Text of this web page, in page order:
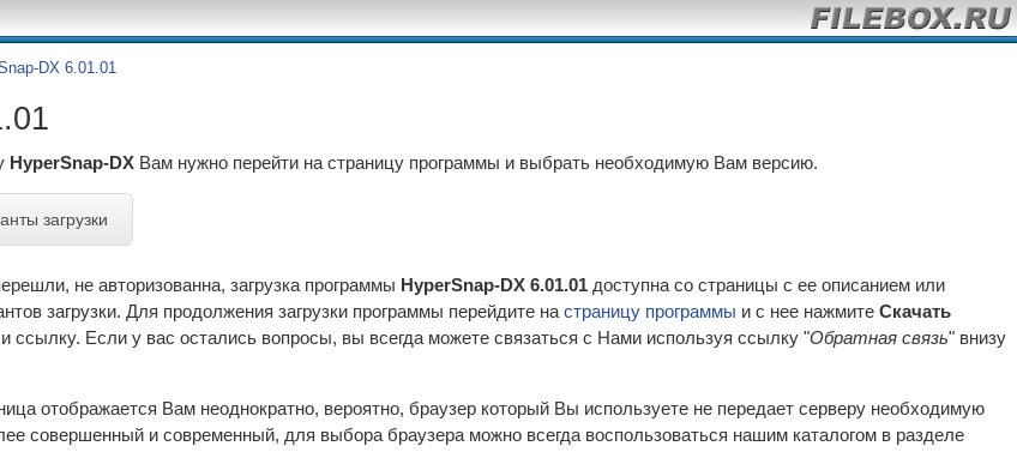
DX 6.01.01
HyperSnap-DX Вам нужно перейти на страницу программы и выбрать необходимую Вам версию.
загрузки
не авторизованна, загрузка программы HyperSnap-DX 6.01.01 доступна со страницы с ее описанием или
загрузки. Для продолжения загрузки программы перейдите на страницу программы и с нее нажмите Скачать
Если у вас остались вопросы, вы всегда можете связаться с Нами используя ссылку "Обратная связь" внизу
отображается Вам неоднократно, вероятно, браузер который Вы используете не передает серверу необходимую
совершенный и современный, для выбора браузера можно всегда воспользоваться нашим каталогом в разделе